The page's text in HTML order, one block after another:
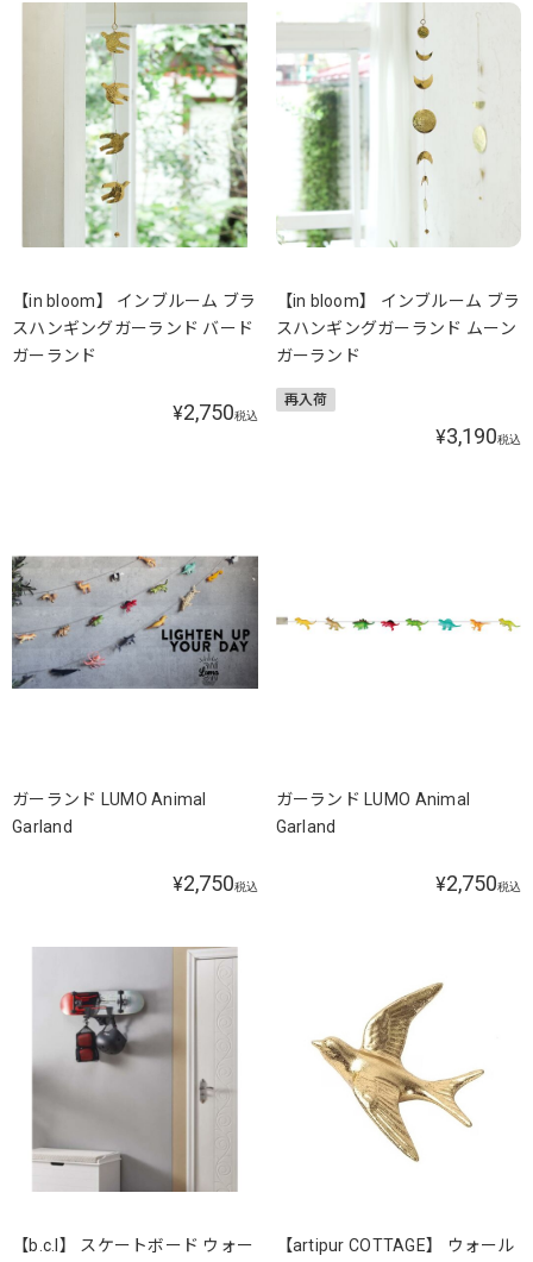
【in bloom】 インブルーム ブラ
スハンギングガーランド バード
ガーランド
¥2,750税込
【in bloom】 インブルーム ブラ
スハンギングガーランド ムーン
ガーランド
再入荷
¥3,190税込
ガーランド LUMO Animal
Garland
¥2,750税込
ガーランド LUMO Animal
Garland
¥2,750税込
【b.c.l】 スケートボード ウォー
【artipur COTTAGE】 ウォール